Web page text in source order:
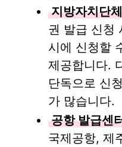
지방자치단체
권 발급 신청
시에 신청할
제공합니다.
단독으로 신
가 많습니다.
공항 발급센
국제공항, 제